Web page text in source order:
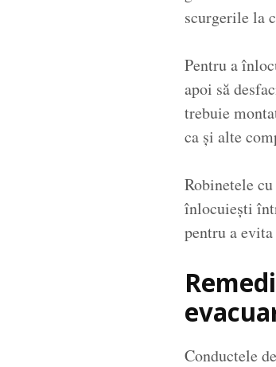
scurgerile la
Pentru a
apoi să
trebuie
ca și alte
Robinetele
înlocuiești
pentru a
Conductele